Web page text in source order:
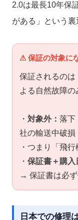
2.0は最長10年保
がある」という裏
⚠ 保証の対象に
保証されるのは
よる自然故障の
・ 対象外： 落下
社の輸送中破損
・つまり「飛
・ 保証書＋購入
→ 保証書は必
日本での修理